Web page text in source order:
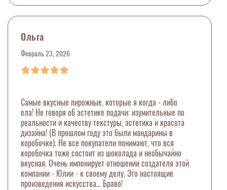
Ольга
Февраль 23, 2026
Самые вкусные пирожные, которые я когда - либо
ела! Не говоря об эстетике подачи: изумительные по
реальности и качеству текстуры, эстетика и красота
дизайна! (В прошлом году это были мандарины в
коробочке). Не все покупатели понимают, что вся
коробочка тоже состоит из шоколада и необычайно
вкусная. Очень импонирует отношении создателя этой
компании - Юлии - к своему делу. Это настоящие
произведения искусства… Браво!